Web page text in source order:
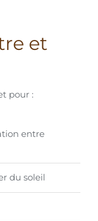
et
pour :
entre
du soleil